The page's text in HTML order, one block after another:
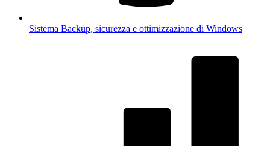
Sistema Backup, sicurezza e ottimizzazione di Windows